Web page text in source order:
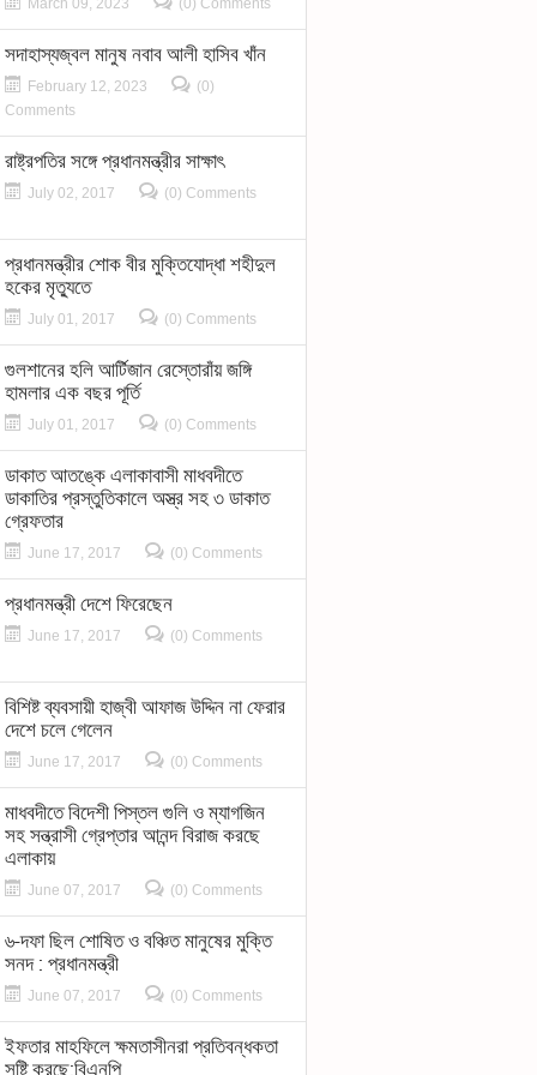
March 09, 2023 (0) Comments
সদাহাস্যজ্বল মানুষ নবাব আলী হাসিব খাঁন
February 12, 2023
(0)
Comments
রাষ্ট্রপতির সঙ্গে প্রধানমন্ত্রীর সাক্ষাৎ
July 02, 2017 (0) Comments
প্রধানমন্ত্রীর শোক বীর মুক্তিযোদ্ধা শহীদুল
হকের মৃত্যুতে
July 01, 2017 (0) Comments
গুলশানের হলি আর্টিজান রেস্তোরাঁয় জঙ্গি
হামলার এক বছর পূর্তি
July 01, 2017 (0) Comments
ডাকাত আতঙ্কে এলাকাবাসী মাধবদীতে
ডাকাতির প্রস্তুতিকালে অস্ত্র সহ ৩ ডাকাত
গ্রেফতার
June 17, 2017 (0) Comments
প্রধানমন্ত্রী দেশে ফিরেছেন
June 17, 2017 (0) Comments
বিশিষ্ট ব্যবসায়ী হাজ্বী আফাজ উদ্দিন না ফেরার
দেশে চলে গেলেন
June 17, 2017 (0) Comments
মাধবদীতে বিদেশী পিস্তল গুলি ও ম্যাগজিন
সহ সন্ত্রাসী গ্রেপ্তার আনন্দ বিরাজ করছে
এলাকায়
June 07, 2017 (0) Comments
৬-দফা ছিল শোষিত ও বঞ্চিত মানুষের মুক্তি
সনদ : প্রধানমন্ত্রী
June 07, 2017 (0) Comments
ইফতার মাহফিলে ক্ষমতাসীনরা প্রতিবন্ধকতা
সৃষ্টি করছে:বিএনপি